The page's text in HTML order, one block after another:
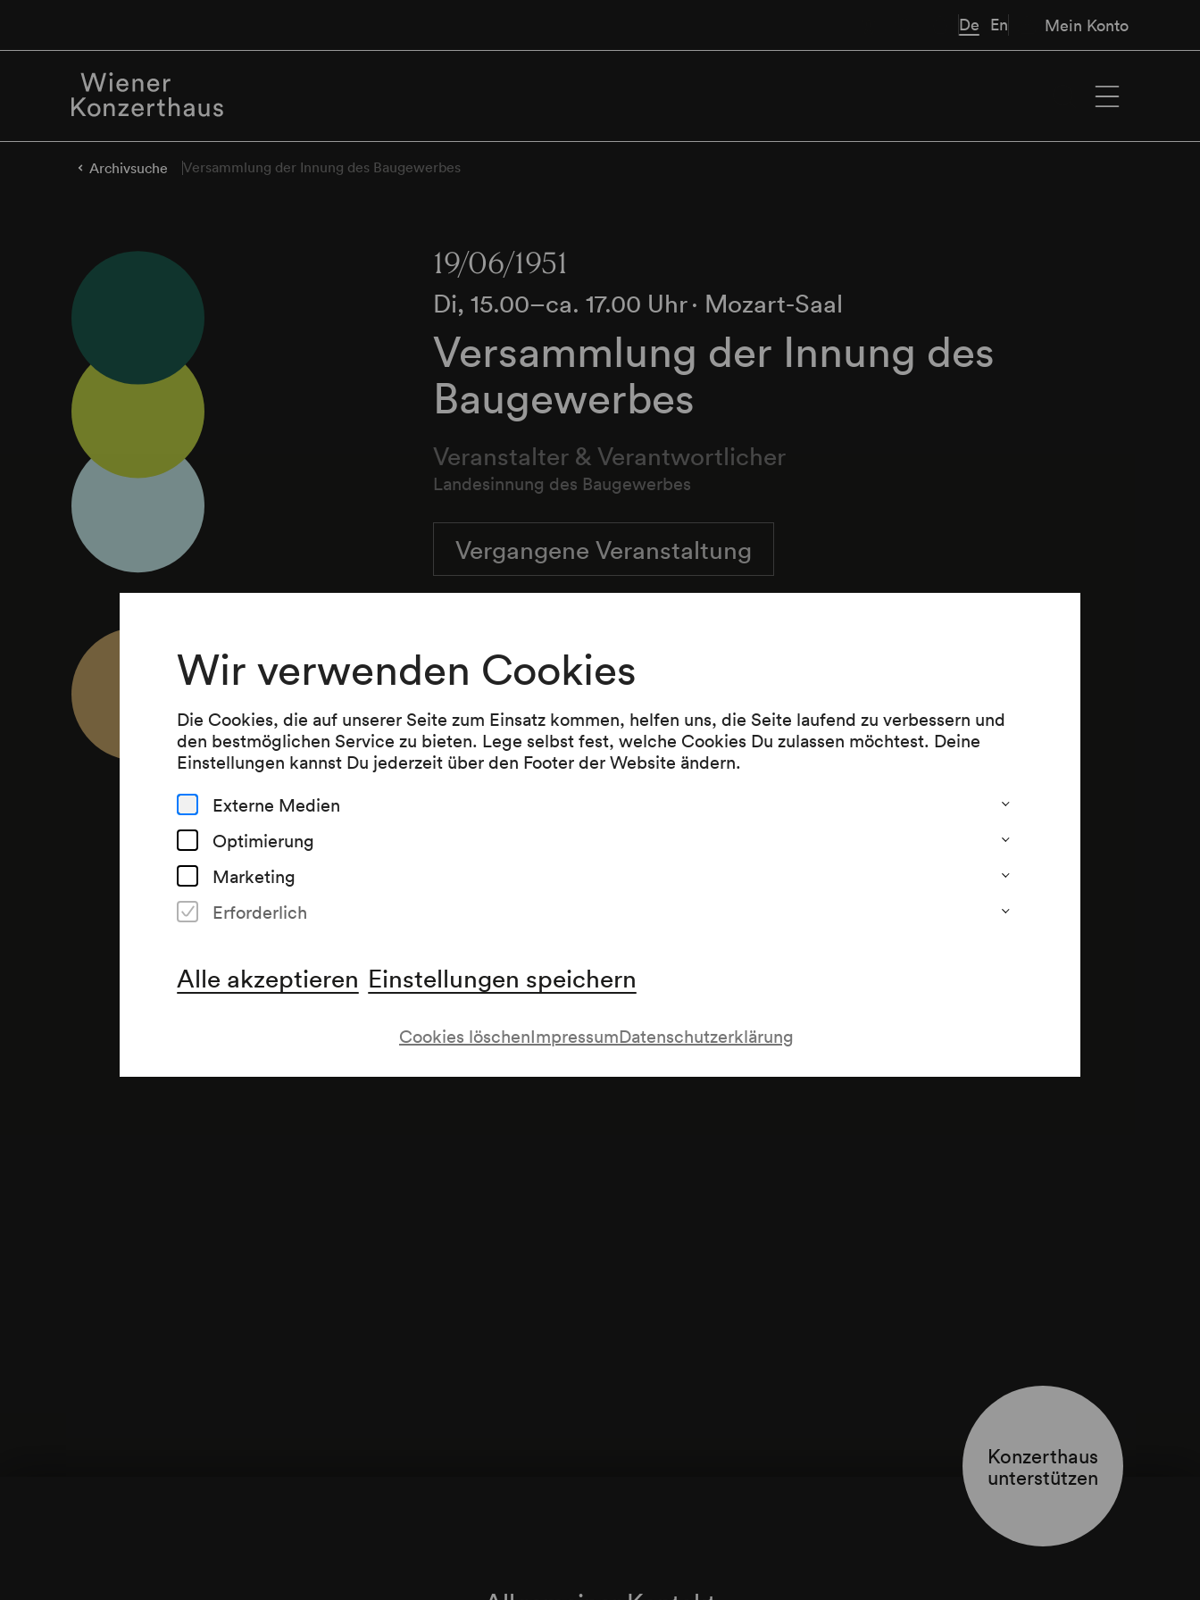
Wir verwenden Cookies
Die Cookies, die auf unserer Seite zum Einsatz kommen, helfen uns, die Seite laufend zu verbessern und
den bestmöglichen Service zu bieten. Lege selbst fest, welche Cookies Du zulassen möchtest. Deine
Einstellungen kannst Du jederzeit über den Footer der Website ändern.
Externe Medien
Optimierung
Marketing
Erforderlich
Alle akzeptieren Einstellungen speichern
Cookies löschenImpressumDatenschutzerklärung
De En Mein Konto
Archivsuche Versammlung der Innung des Baugewerbes
19/06/1951
Di, 15.00–ca. 17.00 Uhr∙ Mozart-Saal
Versammlung der Innung des
Baugewerbes
Veranstalter & Verantwortlicher
Landesinnung des Baugewerbes
Vergangene Veranstaltung
Anmerkung
Konzerthaus
unterstützen